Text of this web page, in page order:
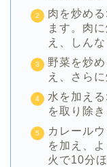
肉を炒め
ます。肉
え、しん
野菜を炒
え、さらに
水を加え
を取り除
カレール
を加え、
火で10分